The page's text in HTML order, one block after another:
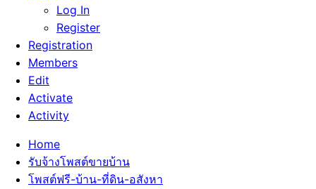
Log In
Register
Registration
Members
Edit
Activate
Activity
Home
รับจ้างโพสต์ขายบ้าน
โพสต์ฟรี-บ้าน-ที่ดิน-อสังหา